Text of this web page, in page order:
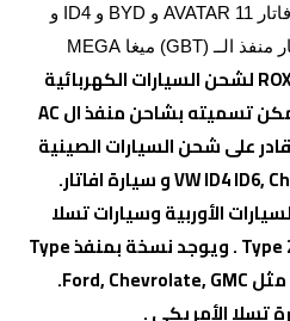
سيارة روكس ROX و افاتار AVATAR 11 و BYD و ID4 و
MEGA
شاحن سيارة روكس ROX لشحن السيارات الكهربائية
بقوة 7 كيلوواط او يمكن تسميته بشاحن منفذ ال AC
قادر على شحن السيارات الصينية
مثل VW ID4 ID6, Changan, BYD Han و سيارة افاتار.
الأوربية وسيارات تسلا
الخليجي ذات المنفذ Type 2 . ويوجد نسخة بمنفذ Type
1 للسيارات الأمريكية مثل Ford, Chevrolate, GMC.
تسلا الأمريكي .